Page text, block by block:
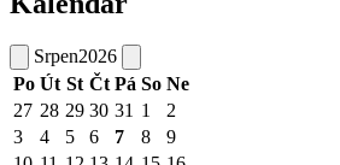
Srpen2026
Po Út St Čt Pá So Ne
27 28 29 30 31 1
2
3
4 5 6 7 8
9